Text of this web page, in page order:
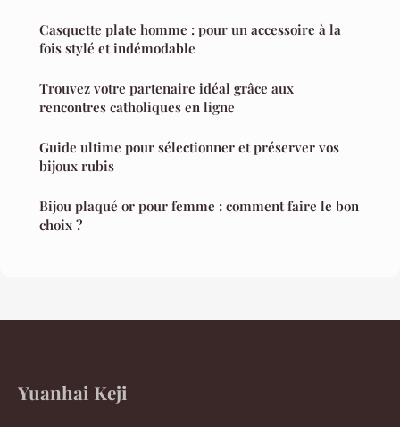
Casquette plate homme : pour un accessoire à la
fois stylé et indémodable
Trouvez votre partenaire idéal grâce aux
rencontres catholiques en ligne
Guide ultime pour sélectionner et préserver vos
bijoux rubis
Bijou plaqué or pour femme : comment faire le bon
choix ?
Yuanhai Keji